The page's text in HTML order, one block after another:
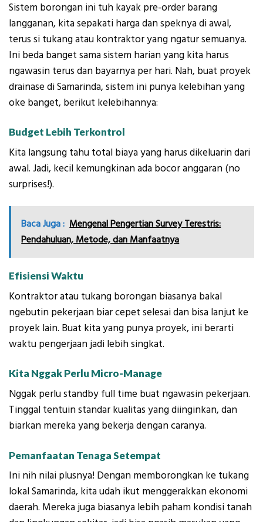
Sistem borongan ini tuh kayak pre-order barang
langganan, kita sepakati harga dan speknya di awal,
terus si tukang atau kontraktor yang ngatur semuanya.
Ini beda banget sama sistem harian yang kita harus
ngawasin terus dan bayarnya per hari. Nah, buat proyek
drainase di Samarinda, sistem ini punya kelebihan yang
oke banget, berikut kelebihannya:
Budget Lebih Terkontrol
Kita langsung tahu total biaya yang harus dikeluarin dari
awal. Jadi, kecil kemungkinan ada bocor anggaran (no
surprises!).
Baca Juga : Mengenal Pengertian Survey Terestris:
Pendahuluan, Metode, dan Manfaatnya
Efisiensi Waktu
Kontraktor atau tukang borongan biasanya bakal
ngebutin pekerjaan biar cepet selesai dan bisa lanjut ke
proyek lain. Buat kita yang punya proyek, ini berarti
waktu pengerjaan jadi lebih singkat.
Kita Nggak Perlu Micro-Manage
Nggak perlu standby full time buat ngawasin pekerjaan.
Tinggal tentuin standar kualitas yang diinginkan, dan
biarkan mereka yang bekerja dengan caranya.
Pemanfaatan Tenaga Setempat
Ini nih nilai plusnya! Dengan memborongkan ke tukang
lokal Samarinda, kita udah ikut menggerakkan ekonomi
daerah. Mereka juga biasanya lebih paham kondisi tanah